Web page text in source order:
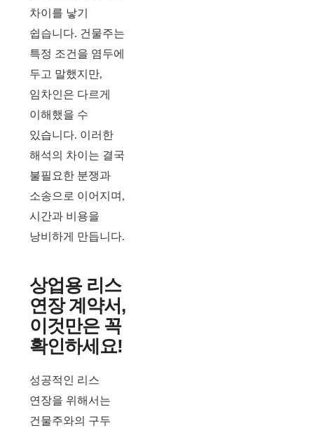
차이를 낳기
쉽습니다. 건물주는
특정 조건을 염두에
두고 말했지만,
임차인은 다르게
이해했을 수
있습니다. 이러한
해석의 차이는 결국
불필요한 분쟁과
소송으로 이어지며,
시간과 비용을
낭비하게 만듭니다.
상업용 리스
연장 계약서,
이것만은 꼭
확인하세요!
성공적인 리스
연장을 위해서는
건물주와의 구두